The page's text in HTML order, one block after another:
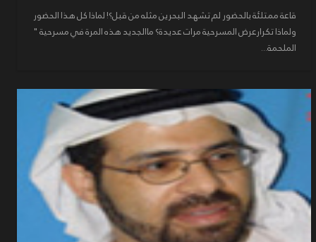
قاعة ممتلئة بالحضور لم تشهد البحرين مثله من قبل؟! لماذا كل هذا الحضور
ولماذا تكرارعرض المسرحية مرات عديدة؟ ماالجديد هذه المرة في مسرحية "
الملحمة...